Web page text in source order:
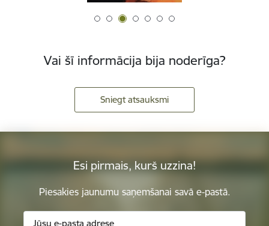
Vai šī informācija bija noderīga?
Sniegt atsauksmi
Esi pirmais, kurš uzzina!
Piesakies jaunumu saņemšanai savā e-pastā.